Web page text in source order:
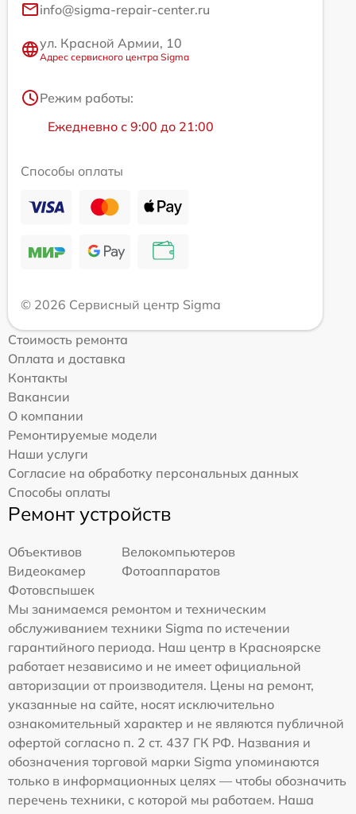
info@sigma-repair-center.ru
ул. Красной Армии, 10
Адрес сервисного центра Sigma
Режим работы:
Ежедневно с 9:00 до 21:00
Способы оплаты
© 2026 Сервисный центр Sigma
Стоимость ремонта
Оплата и доставка
Контакты
Вакансии
О компании
Ремонтируемые модели
Наши услуги
Согласие на обработку персональных данных
Способы оплаты
Ремонт устройств
Объективов
Велокомпьютеров
Видеокамер
Фотоаппаратов
Фотовспышек
Мы занимаемся ремонтом и техническим
обслуживанием техники Sigma по истечении
гарантийного периода. Наш центр в Красноярске
работает независимо и не имеет официальной
авторизации от производителя. Цены на ремонт,
указанные на сайте, носят исключительно
ознакомительный характер и не являются публичной
офертой согласно п. 2 ст. 437 ГК РФ. Названия и
обозначения торговой марки Sigma упоминаются
только в информационных целях — чтобы обозначить
перечень техники, с которой мы работаем. Наша